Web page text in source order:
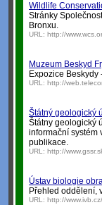
Wildlife
Stránky
Bronxu.
URL: http://
Muzeum Beskyd
Expozice
URL: http://
Štátný geologický
Štátny geologický
informační systém
publikace.
URL: http://
Ústav biologie
Přehled oddělení,
URL: http://www.ivb.cz/